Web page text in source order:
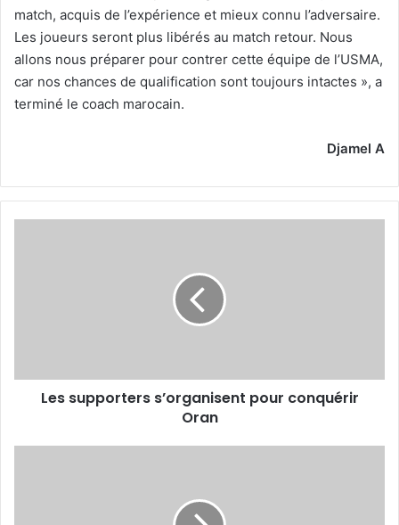
match, acquis de l’expérience et mieux connu l’adversaire.
Les joueurs seront plus libérés au match retour. Nous
allons nous préparer pour contrer cette équipe de l’USMA,
car nos chances de qualification sont toujours intactes », a
terminé le coach marocain.
Djamel A
Les supporters s’organisent pour conquérir
Oran